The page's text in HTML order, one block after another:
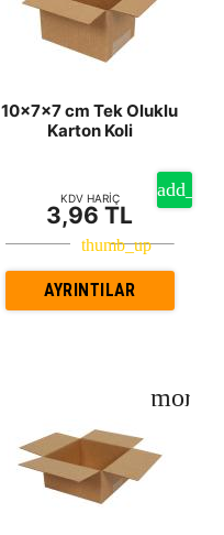
10x7x7 cm Tek Oluklu
Karton Koli
KDV HARİÇ
3,96 TL
AYRINTILAR